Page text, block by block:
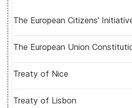
The European Citizens'
The European Union
Treaty of Nice
Treaty of Lisbon